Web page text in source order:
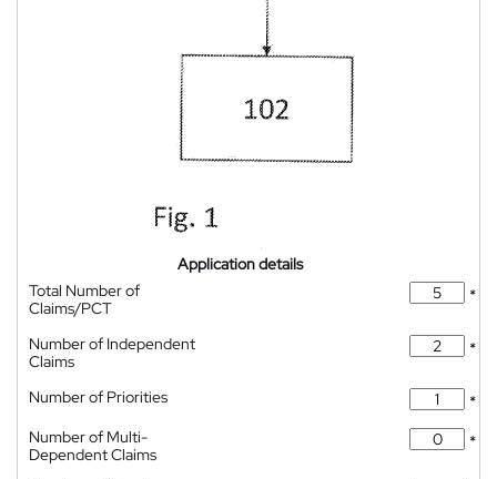
Application details
Total Number of
Claims/PCT
*
Number of Independent
Claims
*
Number of Priorities
*
Number of Multi-
Dependent Claims
*